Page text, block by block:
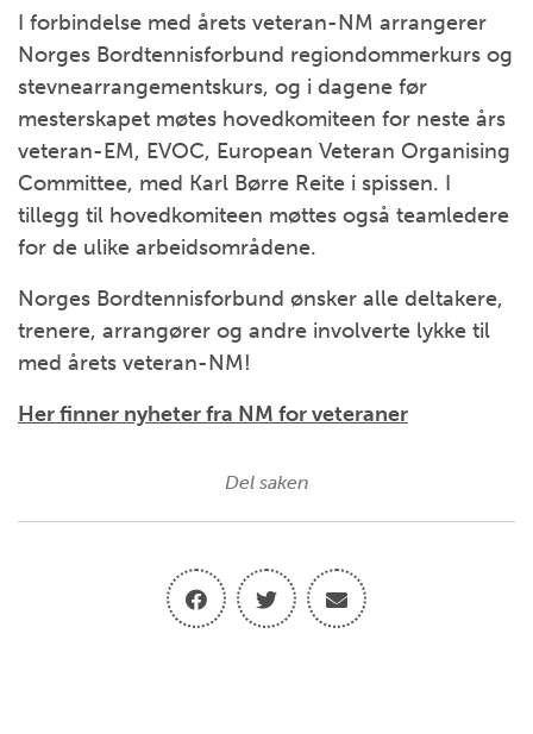
I forbindelse med årets veteran-NM arrangerer
Norges Bordtennisforbund regiondommerkurs og
stevnearrangementskurs, og i dagene før
mesterskapet møtes hovedkomiteen for neste års
veteran-EM, EVOC, European Veteran Organising
Committee, med Karl Børre Reite i spissen. I
tillegg til hovedkomiteen møttes også teamledere
for de ulike arbeidsområdene.
Norges Bordtennisforbund ønsker alle deltakere,
trenere, arrangører og andre involverte lykke til
med årets veteran-NM!
Her finner nyheter fra NM for veteraner
Del saken